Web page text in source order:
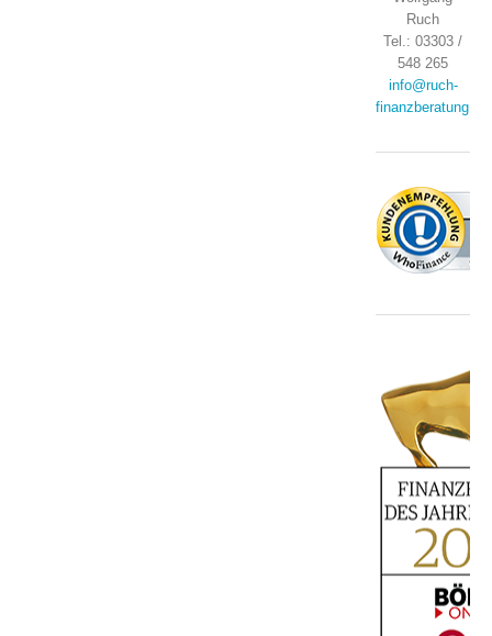
Ruch
Tel.: 03303 /
548 265
info@ruch-
finanzberatung.de